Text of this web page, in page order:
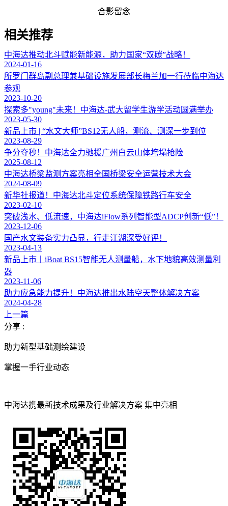
合影留念
相关推荐
中海达推动北斗赋能新能源，助力国家“双碳”战略！
2024-01-16
所罗门群岛副总理兼基础设施发展部长梅兰加一行莅临中海达
参观
2023-10-20
探索多"young"未来！中海达-武大留学生游学活动圆满举办
2023-05-30
新品上市 | “水文大师”BS12无人船，测流、测深一步到位
2023-08-29
争分夺秒！中海达全力驰援广州白云山体垮塌抢险
2025-08-12
中海达桥梁监测方案亮相全国桥梁安全运营技术大会
2024-08-09
新华社报道！中海达北斗定位系统保障铁路行车安全
2023-02-10
突破浅水、低流速，中海达iFlow系列智能型ADCP创新“低”！
2023-12-06
国产水文装备实力凸显，行走江湖深受好评！
2023-04-13
新品上市丨iBoat BS15智能无人测量船，水下地貌高效测量利
器
2023-11-06
助力应急能力提升！中海达推出水陆空天整体解决方案
2024-04-28
上一篇
分享 :
助力新型基础测绘建设
掌握一手行业动态
中海达携最新技术成果及行业解决方案 集中亮相